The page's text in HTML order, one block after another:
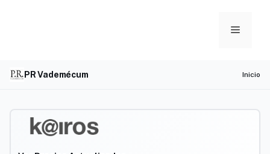
Menu
PR Vademécum Inicio